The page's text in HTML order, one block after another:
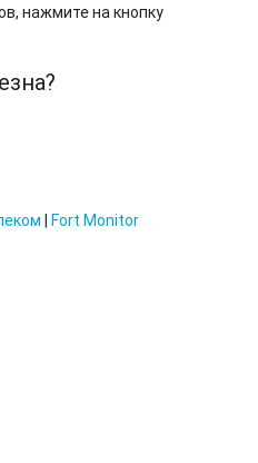
нажмите на кнопку
Fort Monitor